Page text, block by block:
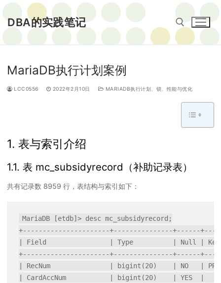
Skip
to
content
DBA的实践笔记
MariaDB执行计划案例
LCC0556 2022年2月10日 MARIADB执行计划、锁、性能与优化
1. 表与索引介绍
1.1. 表 mc_subsidyrecord（补助记录表）
共有记录数 8959 行，表结构与索引如下：
MariaDB [etdb]> desc mc_subsidyrecord;
+----------------------+---------------+------
| Field                | Type          | Null | Key
+----------------------+---------------+------
| RecNum               | bigint(20)    | NO   |
| CardAccNum           | bigint(20)    | YES  |